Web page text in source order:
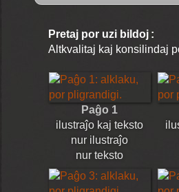
Pretaj por uzi bildoj :
Altkvalitaj kaj konsilindaj
Paĝo 1
ilustraĵo kaj teksto
nur ilustraĵo
nur teksto